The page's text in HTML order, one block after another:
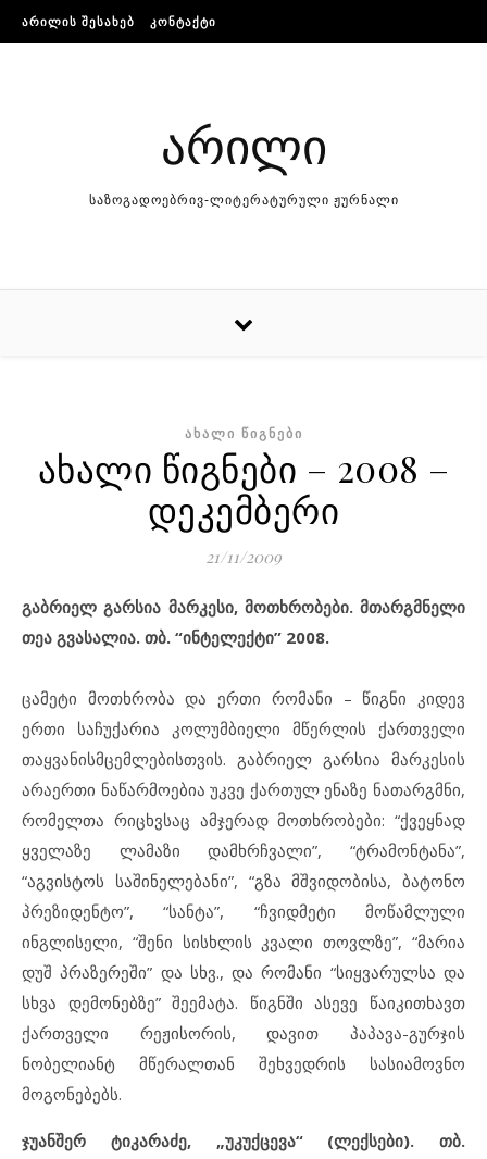
Skip to content
ᲐᲠᲘᲚᲘᲡ ᲨᲔᲡᲐᲮᲔᲑ ᲙᲝᲜᲢᲐᲥᲢᲘ
არილი
საზოგადოებრივ-ლიტერატურული ჟურნალი
ᲐᲮᲐᲚᲘ ᲬᲘᲒᲜᲔᲑᲘ
ახალი წიგნები – 2008 –
დეკემბერი
21/11/2009
გაბრიელ გარსია მარკესი, მოთხრობები. მთარგმნელი
თეა გვასალია. თბ. “ინტელექტი” 2008.
ცამეტი მოთხრობა და ერთი რომანი – წიგნი კიდევ
ერთი საჩუქარია კოლუმბიელი მწერლის ქართველი
თაყვანისმცემლებისთვის. გაბრიელ გარსია მარკესის
არაერთი ნაწარმოებია უკვე ქართულ ენაზე ნათარგმნი,
რომელთა რიცხვსაც ამჯერად მოთხრობები: “ქვეყნად
ყველაზე ლამაზი დამხრჩვალი”, “ტრამონტანა”,
“აგვისტოს საშინელებანი”, “გზა მშვიდობისა, ბატონო
პრეზიდენტო”, “სანტა”, “ჩვიდმეტი მოწამლული
ინგლისელი, “შენი სისხლის კვალი თოვლზე”, “მარია
დუშ პრაზერეში” და სხვ., და რომანი “სიყვარულსა და
სხვა დემონებზე” შეემატა. წიგნში ასევე წაიკითხავთ
ქართველი რეჟისორის, დავით პაპავა-გურჯის
ნობელიანტ მწერალთან შეხვედრის სასიამოვნო
მოგონებებს.
ჯუანშერ ტიკარაძე, „უკუქცევა“ (ლექსები). თბ.